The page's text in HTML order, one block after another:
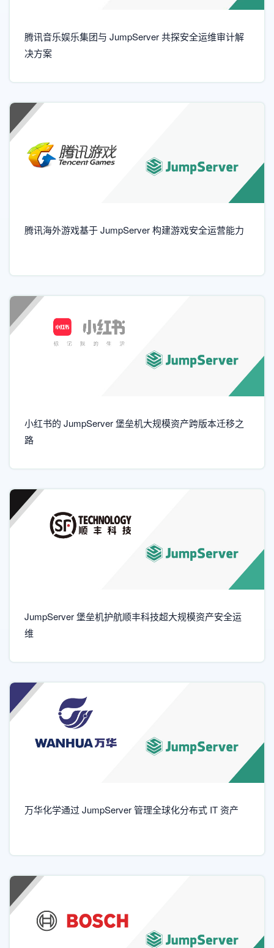
腾讯音乐娱乐集团与 JumpServer 共探安全运维审计解
决方案
腾讯海外游戏基于 JumpServer 构建游戏安全运营能力
小红书的 JumpServer 堡垒机大规模资产跨版本迁移之
路
JumpServer 堡垒机护航顺丰科技超大规模资产安全运
维
万华化学通过 JumpServer 管理全球化分布式 IT 资产